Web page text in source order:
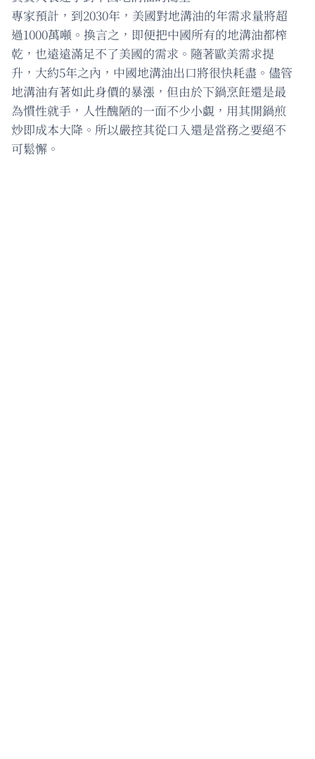
專家預計，到2030年，美國對地溝油的年需求量將超
過1000萬噸。換言之，即便把中國所有的地溝油都榨
乾，也遠遠滿足不了美國的需求。隨著歐美需求提
升，大約5年之內，中國地溝油出口將很快耗盡。儘管
地溝油有著如此身價的暴漲，但由於下鍋烹飪還是最
為慣性就手，人性醜陋的一面不少小覷，用其開鍋煎
炒即成本大降。所以嚴控其從口入還是當務之要絕不
可鬆懈。